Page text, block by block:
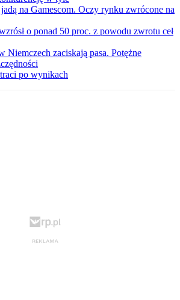
na Gamescom. Oczy rynku zwrócone na
o ponad 50 proc. z powodu zwrotu ceł
Niemczech zaciskają pasa. Potężne
po wynikach